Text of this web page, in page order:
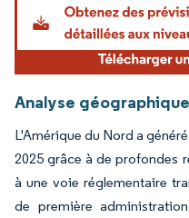
Analyse géographique
L'Amérique du Nord a
2025 grâce à de profondes
à une voie réglementaire
de première